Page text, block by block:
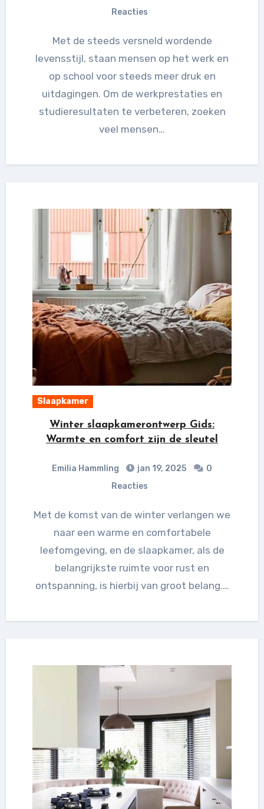
Reacties
Met de steeds versneld wordende
levensstijl, staan mensen op het werk en
op school voor steeds meer druk en
uitdagingen. Om de werkprestaties en
studieresultaten te verbeteren, zoeken
veel mensen…
Slaapkamer
Winter slaapkamerontwerp Gids:
Warmte en comfort zijn de sleutel
Emilia Hammling jan 19, 2025
0
Reacties
Met de komst van de winter verlangen we
naar een warme en comfortabele
leefomgeving, en de slaapkamer, als de
belangrijkste ruimte voor rust en
ontspanning, is hierbij van groot belang.…